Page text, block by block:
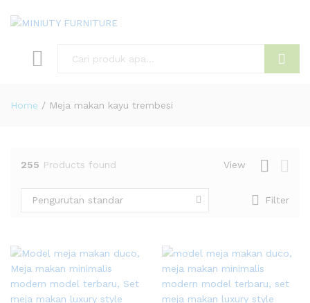
Home / Meja makan kayu trembesi
255 Products found View
Filter
Pengurutan standar